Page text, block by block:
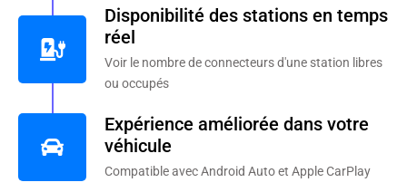
Disponibilité des stations en temps
réel
Voir le nombre de connecteurs d'une station libres
ou occupés
Expérience améliorée dans votre
véhicule
Compatible avec Android Auto et Apple CarPlay